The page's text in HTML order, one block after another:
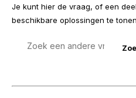
Je kunt hier de vraag, of een
beschikbare oplossingen te